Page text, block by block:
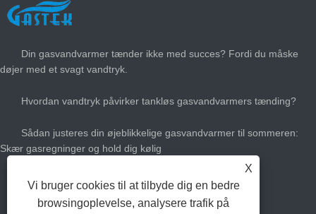
SENESTE NYT
Din gasvandvarmer tænder ikke med succes? Fordi du måske
døjer med et svagt vandtryk.
Hvordan vandtryk påvirker tankløs gasvandvarmers tænding?
Sådan justeres din øjeblikkelige gasvandvarmer til sommeren:
Skær gasregninger og hold dig kølig
Hvor stor gas varmt vandvarmer har du brug for?
X
Vi bruger cookies til at tilbyde dig en bedre
browsingoplevelse, analysere trafik på